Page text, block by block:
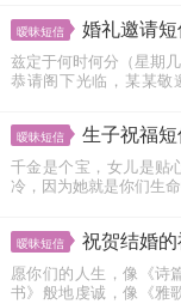
暧昧短信 婚礼邀请短
兹定于何时何分（星期
恭请阁下光临，某某
暧昧短信 生子祝福
千金是个宝，女儿是贴
冷，因为她就是你们生
暧昧短信 祝贺结婚
愿你们的人生，像《诗
书》般地虔诚，像《雅